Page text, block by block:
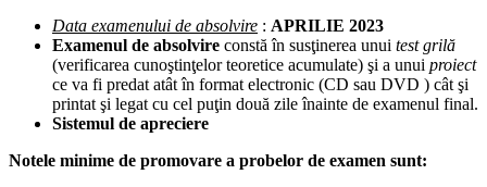
Data examenului de absolvire : APRILIE 2023
Examenul de absolvire constă în susţinerea unui test grilă
(verificarea cunoştinţelor teoretice acumulate) şi a unui proiect
ce va fi predat atât în format electronic (CD sau DVD ) cât şi
printat şi legat cu cel puţin două zile înainte de examenul final.
Sistemul de apreciere
Notele minime de promovare a probelor de examen sunt: